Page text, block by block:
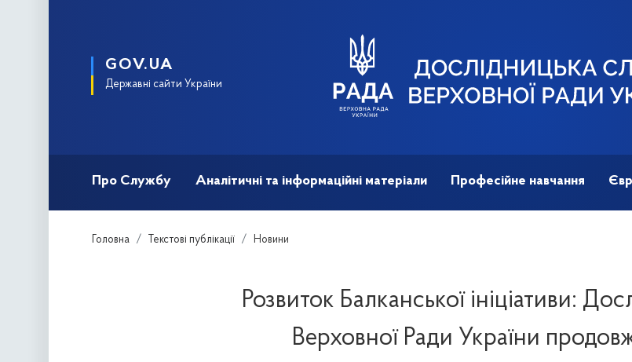
Про Службу Аналітичні та інформаційні матеріали Професійне навчання
GOV.UA
Державні сайти України
Головна Текстові публікації Новини
Розвиток Балканської ініціативи:
Верховної Ради України